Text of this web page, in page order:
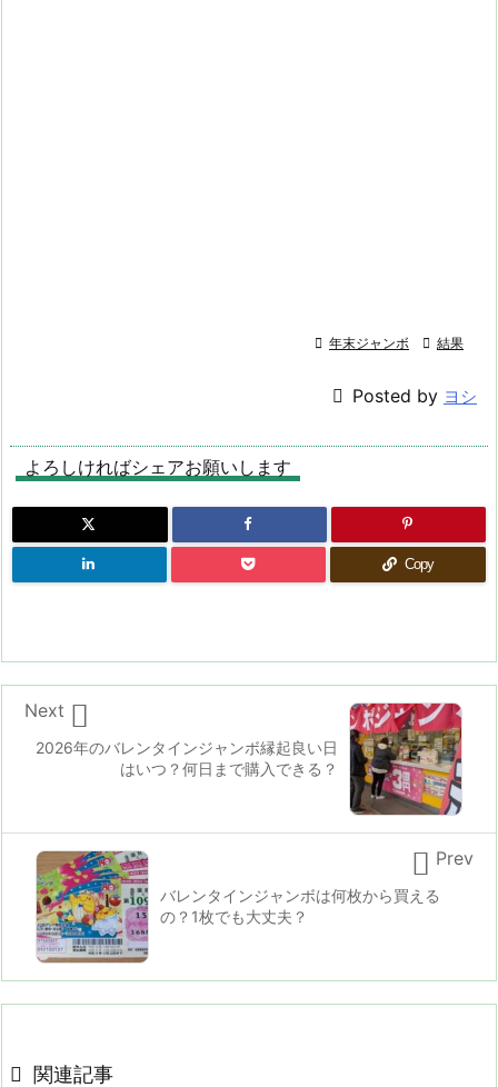
 年末ジャンボ  結果
 Posted by ヨシ
よろしければシェアお願いします
Copy
2026年のバレンタインジャンボ縁起良い日
はいつ？何日まで購入できる？

Next
バレンタインジャンボは何枚から買える
の？1枚でも大丈夫？
 Prev
 関連記事